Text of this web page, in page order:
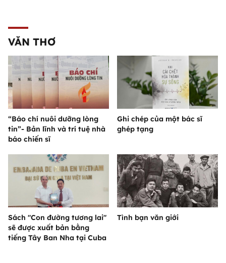
VĂN THƠ
“Báo chí nuôi dưỡng lòng
tin”- Bản lĩnh và trí tuệ nhà
báo chiến sĩ
Ghi chép của một bác sĩ
ghép tạng
Sách "Con đường tương lai"
sẽ được xuất bản bằng
tiếng Tây Ban Nha tại Cuba
Tình bạn văn giới